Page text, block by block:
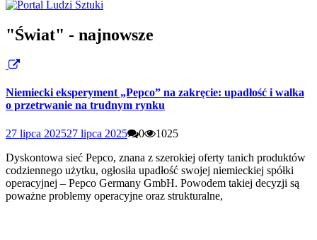
"Świat" - najnowsze
Niemiecki eksperyment „Pepco” na zakręcie: upadłość i walka
o przetrwanie na trudnym rynku
27 lipca 202527 lipca 2025 0
1025
Dyskontowa sieć Pepco, znana z szerokiej oferty tanich produktów
codziennego użytku, ogłosiła upadłość swojej niemieckiej spółki
operacyjnej – Pepco Germany GmbH. Powodem takiej decyzji są
poważne problemy operacyjne oraz strukturalne,